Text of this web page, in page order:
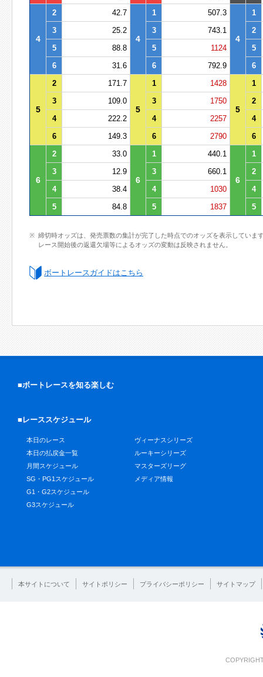
4
2 42.7
4
1 507.3
4
1
3
25.2 3 743.1
2
5
88.8 5 1124
5
6
31.6 6 792.9 6
5
2 171.7
5
1 1428
5
1
3
109.0 3 1750
2
4
222.2 4 2257
4
6
149.3 6 2790 6
6
2 33.0
6
1 440.1
6
1
3
12.9 3 660.1
2
4
38.4 4 1030
4
5
84.8 5 1837 5
締切時オッズは、発売票数の集計が完了した時点でのオッズを表示していま
レース開始後の返還欠場等によるオッズの変動は反映されません。
ボートレースガイドはこちら
■ボートレースを知る楽しむ
■レーススケジュール
本日のレース
本日の払戻金一覧
月間スケジュール
SG・PG1スケジュール
G1・G2スケジュール
G3スケジュール
ヴィーナスシリーズ
ルーキーシリーズ
マスターズリーグ
メディア情報
本サイトについて サイトポリシー プライバシーポリシー サイトマップ